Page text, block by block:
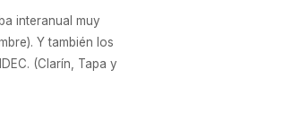
interanual muy
Y también los
(Clarín, Tapa y